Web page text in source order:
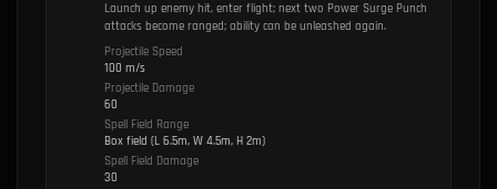
Launch up enemy hit, enter flight; next two Power Surge Punch
attacks become ranged; ability can be unleashed again.
Projectile Speed
100 m/s
Projectile Damage
60
Spell Field Range
Box field (L 6.5m, W 4.5m, H 2m)
Spell Field Damage
30